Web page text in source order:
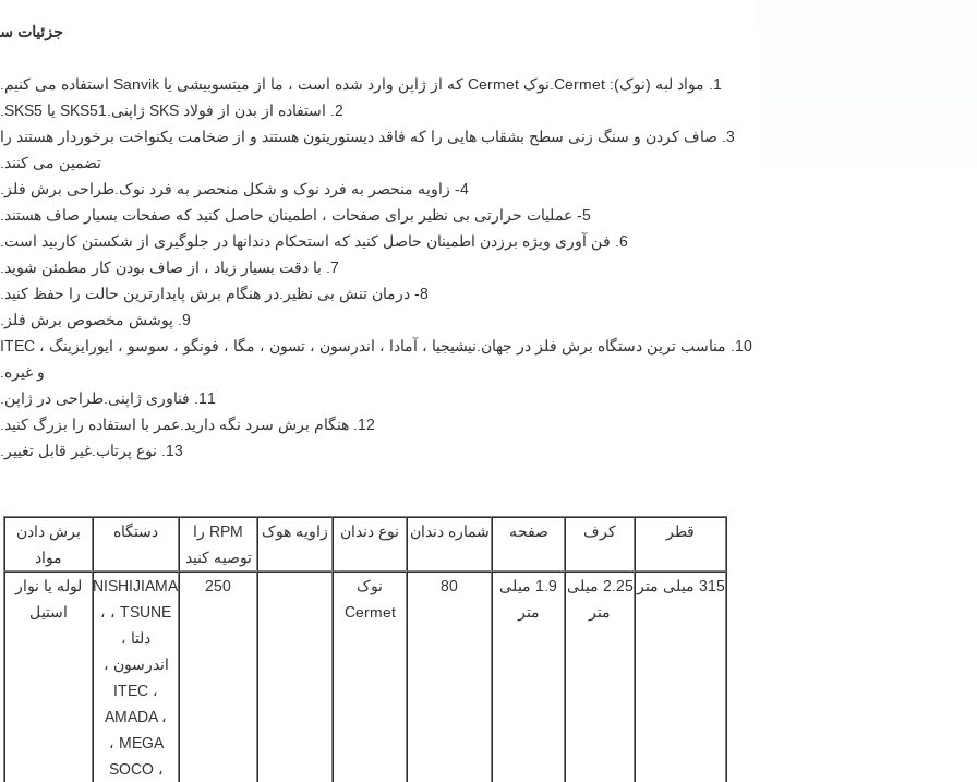
جزئیات
1. مواد لبه (نوک): Cermet.نوک Cermet که از ژاپن وارد شده است ، ما از میتسوبیشی یا Sanvik استفاده می کنیم.
2. استفاده از بدن از فولاد SKS ژاپنی.SKS51 یا SKS5.
3. صاف کردن و سنگ زنی سطح بشقاب هایی را که فاقد دیستوریتون هستند و از ضخامت یکنواخت برخوردار هستند را
تضمین می کنند.
4- زاویه منحصر به فرد نوک و شکل منحصر به فرد نوک.طراحی برش فلز.
5- عملیات حرارتی بی نظیر برای صفحات ، اطمینان حاصل کنید که صفحات بسیار صاف هستند.
6. فن آوری ویژه برزدن اطمینان حاصل کنید که استحکام دندانها در جلوگیری از شکستن کاربید است.
7. با دقت بسیار زیاد ، از صاف بودن کار مطمئن شوید.
8- درمان تنش بی نظیر.در هنگام برش پایدارترین حالت را حفظ کنید.
9. پوشش مخصوص برش فلز.
10. مناسب ترین دستگاه برش فلز در جهان.نیشیجیا ، آمادا ، اندرسون ، تسون ، مگا ، فونگو ، سوسو ، ایورایزینگ ، ITEC
و غیره.
11. فناوری ژاپنی.طراحی در ژاپن.
12. هنگام برش سرد نگه دارید.عمر با استفاده را بزرگ کنید.
13. نوع پرتاب.غیر قابل تغییر.
قطر کرف صفحه شماره دندان نوع دندان زاویه هوک
RPM را
توصیه کنید
دستگاه
برش دادن
مواد
315 میلی متر
2.25 میلی
متر
1.9 میلی
متر
80
نوک
Cermet
250
NISHIJIAMA
، TSUNE ،
دلتا ،
اندرسون ،
ITEC ،
AMADA ،
MEGA ،
SOCO ،
لوله یا نوار
استیل